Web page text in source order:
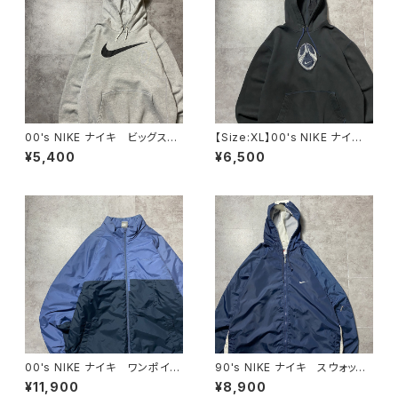
00's NIKE ナイキ ビッグスウ
ォッシュ プリント グレー ス
ウェット パーカー フーディ
¥5,400
【Size:XL】00's NIKE ナイ
キ スウォッシュセンター刺繍×
ワッペン ブラック 黒 スウェ
¥6,500
00's NIKE ナイキ ワンポイン
ト ラベルロゴ バイカラー
中綿 ナイロンジャケット
¥11,900
90's NIKE ナイキ スウォッシ
ュ 両面刺繍 ネイビー フー
ド ナイロンジャケット
¥8,900